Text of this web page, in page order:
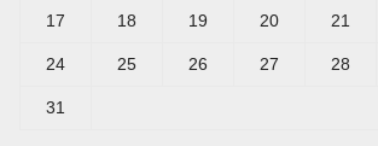
17 18 19 20 21
24 25 26 27 28
31